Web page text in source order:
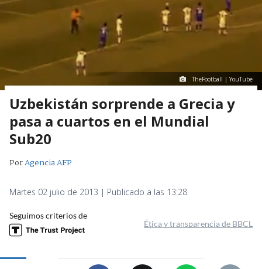
TheFootball | YouTube
Uzbekistán sorprende a Grecia y
pasa a cuartos en el Mundial
Sub20
PorAgencia AFP
Martes 02 julio de 2013 | Publicado a las 13:28
Seguimos criterios de
Ética y transparencia de BBCL